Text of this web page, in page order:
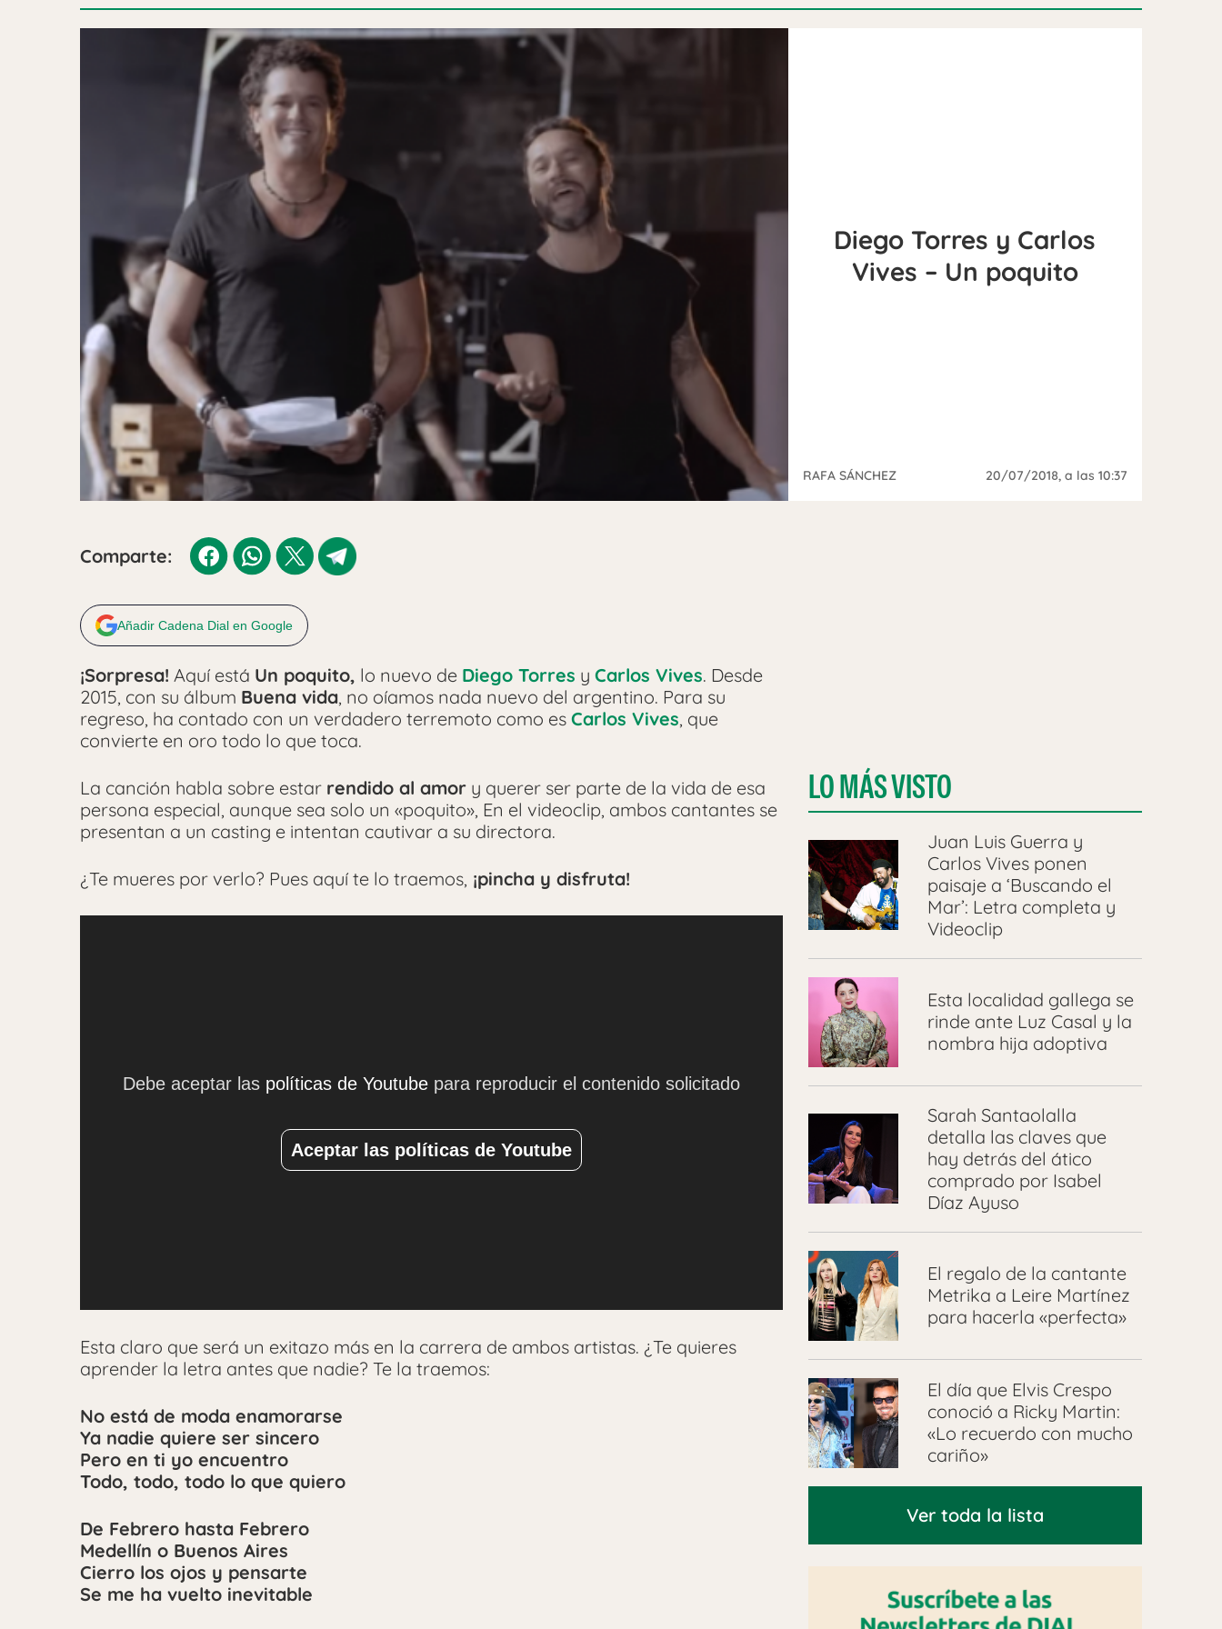
Diego Torres y Carlos
Vives – Un poquito
RAFA SÁNCHEZ 20/07/2018, a las 10:37
Comparte:
Añadir Cadena Dial en Google
¡Sorpresa! Aquí está Un poquito, lo nuevo de Diego Torres y Carlos Vives. Desde
2015, con su álbum Buena vida, no oíamos nada nuevo del argentino. Para su
regreso, ha contado con un verdadero terremoto como es Carlos Vives, que
convierte en oro todo lo que toca.
La canción habla sobre estar rendido al amor y querer ser parte de la vida de esa
persona especial, aunque sea solo un «poquito», En el videoclip, ambos cantantes se
presentan a un casting e intentan cautivar a su directora.
¿Te mueres por verlo? Pues aquí te lo traemos, ¡pincha y disfruta!
Debe aceptar las políticas de Youtube para reproducir el contenido solicitado
Aceptar las políticas de Youtube
Esta claro que será un exitazo más en la carrera de ambos artistas. ¿Te quieres
aprender la letra antes que nadie? Te la traemos:
No está de moda enamorarse
Ya nadie quiere ser sincero
Pero en ti yo encuentro
Todo, todo, todo lo que quiero
De Febrero hasta Febrero
Medellín o Buenos Aires
Cierro los ojos y pensarte
Se me ha vuelto inevitable
LO MÁS VISTO
Juan Luis Guerra y
Carlos Vives ponen
paisaje a ‘Buscando el
Mar’: Letra completa y
Videoclip
Esta localidad gallega se
rinde ante Luz Casal y la
nombra hija adoptiva
Sarah Santaolalla
detalla las claves que
hay detrás del ático
comprado por Isabel
Díaz Ayuso
El regalo de la cantante
Metrika a Leire Martínez
para hacerla «perfecta»
El día que Elvis Crespo
conoció a Ricky Martin:
«Lo recuerdo con mucho
cariño»
Ver toda la lista